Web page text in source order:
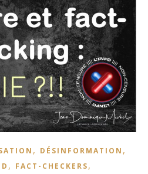
, DÉSINFORMATION ,
, FACT-CHECKERS,